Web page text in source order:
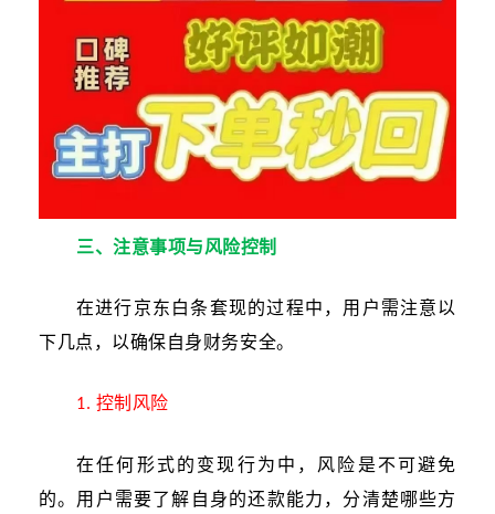
三、注意事项与风险控制
在进行京东白条套现的过程中，用户需注意以
下几点，以确保自身财务安全。
1. 控制风险
在任何形式的变现行为中，风险是不可避免
的。用户需要了解自身的还款能力，分清楚哪些方